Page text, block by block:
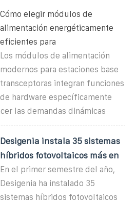
Cómo elegir módulos de
alimentación energéticamente
eficientes para
Los módulos de alimentación
modernos para estaciones base
transceptoras integran funciones
de hardware específicamente
las demandas dinámicas
Desigenia instala 35 sistemas
híbridos fotovoltaicos más en
En el primer semestre del año,
Desigenia ha instalado 35
sistemas híbridos fotovoltaicos